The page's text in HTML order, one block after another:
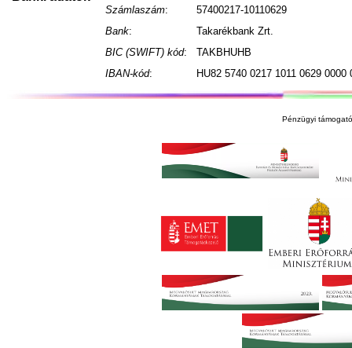
Számlaszám:
57400217-10110629
Bank:
Takarékbank Zrt.
BIC (SWIFT) kód:
TAKBHUHB
IBAN-kód: HU82 5740 0217 1011 0629 0000
Pénzügyi